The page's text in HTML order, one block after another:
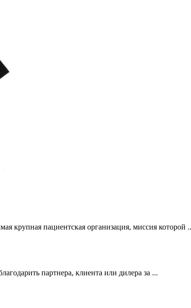
крупная пациентская организация, миссия которой
партнера, клиента или дилера за ...